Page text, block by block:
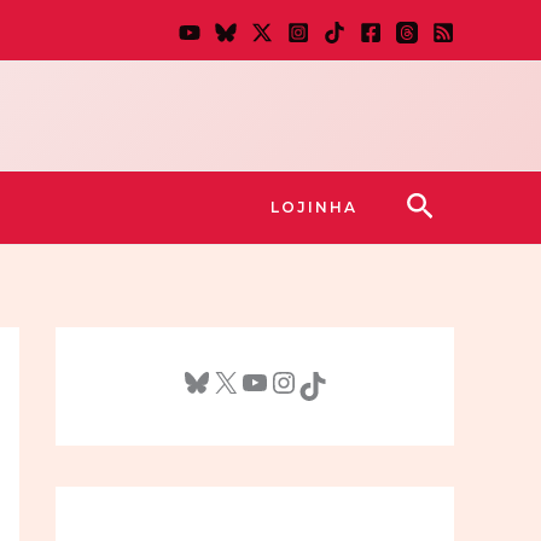
LOJINHA Pesquisar
Bluesky X Youtube InstagramTikTok